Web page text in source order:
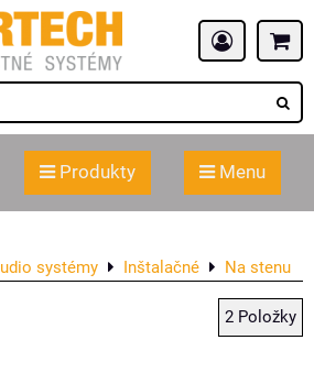
Produkty Menu
systémy Inštalačné Na stenu
2 Položky